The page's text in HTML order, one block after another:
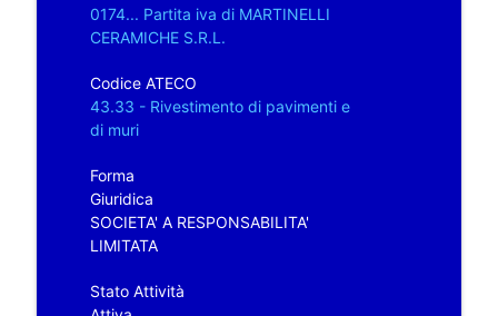
0174... Partita iva di MARTINELLI
CERAMICHE S.R.L.
Codice ATECO
43.33 - Rivestimento di pavimenti e
di muri
Forma
Giuridica
SOCIETA' A RESPONSABILITA'
LIMITATA
Stato Attività